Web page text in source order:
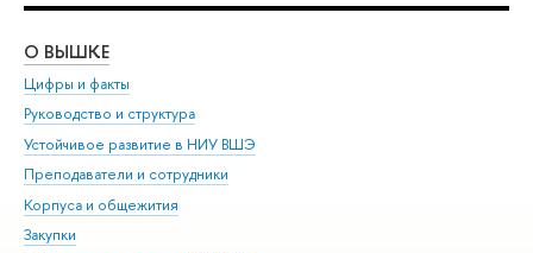
О ВЫШКЕ
Цифры и факты
Руководство и структура
Устойчивое развитие в НИУ ВШЭ
Преподаватели и сотрудники
Корпуса и общежития
Закупки